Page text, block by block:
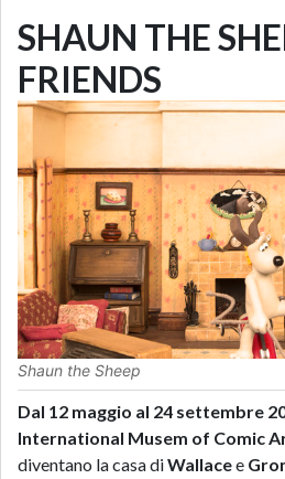
SHAUN THE
FRIENDS
Shaun the Sheep
Dal 12 maggio al 24 settembre
International Musem of Comic
diventano la casa diWallacee